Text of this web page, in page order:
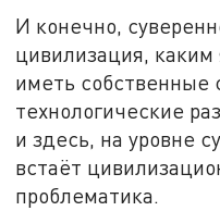
И конечно,
цивилизация,
иметь собственные
технологические
и здесь, на уровне
встаёт
проблематика.